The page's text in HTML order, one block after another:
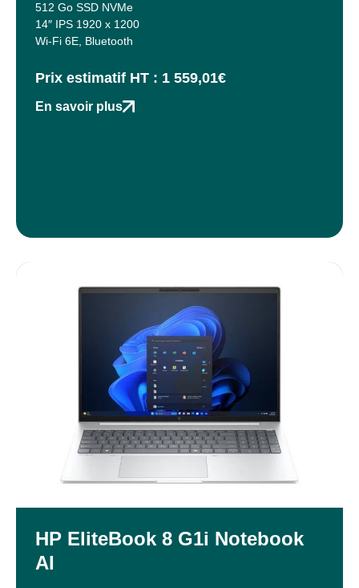
512 Go SSD NVMe
14″ IPS 1920 x 1200
Wi-Fi 6E, Bluetooth
Prix estimatif HT : 1 559,01€
En savoir plus
HP EliteBook 8 G1i Notebook
AI